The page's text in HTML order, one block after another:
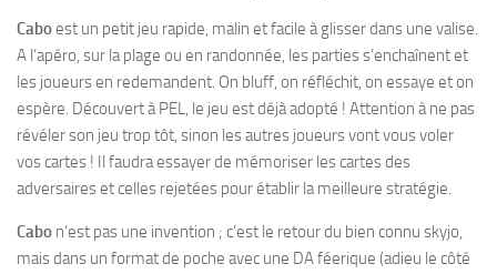
Caboest un petit jeu rapide, malin et facile à glisser dans une valise.
A l’apéro, sur la plage ou en randonnée, les parties s’enchaînent et
les joueurs en redemandent. On bluff, on réfléchit, on essaye et on
espère. Découvert à PEL, le jeu est déjà adopté ! Attention à ne pas
révéler son jeu trop tôt, sinon les autres joueurs vont vous voler
vos cartes ! Il faudra essayer de mémoriser les cartes des
adversaires et celles rejetées pour établir la meilleure stratégie.
Cabo n’est pas une invention ; c’est le retour du bien connu skyjo,
mais dans un format de poche avec une DA féerique (adieu le côté